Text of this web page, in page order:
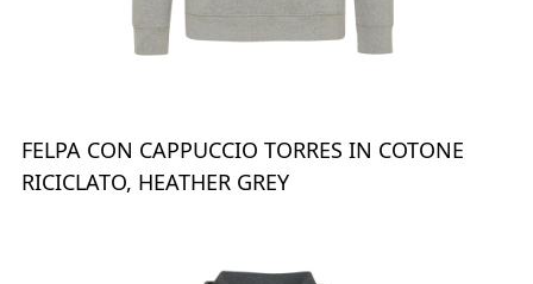
FELPA CON CAPPUCCIO TORRES IN COTONE
RICICLATO, HEATHER GREY